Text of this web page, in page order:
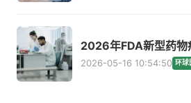
2026年FDA新型药物
2026-05-16 10:54:50 环球